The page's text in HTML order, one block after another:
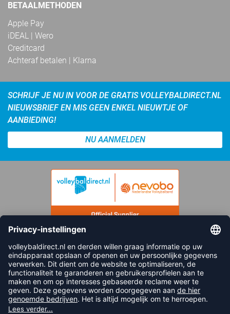
BETAALMETHODEN
Apple Pay
iDEAL | Wero
Creditcard
Achteraf betalen | Klarna
SCHRIJF JE NU IN VOOR DE GRATIS VOLLEYBALDIRECT.NL
NIEUWSBRIEF EN MIS GEEN ENKEL NIEUWTJE OF
AANBIEDING!
NU AANMELDEN
FOLLOW US